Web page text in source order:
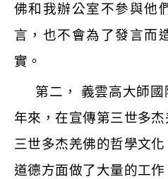
佛和我辦公室不參與他
言，也不會為了發言而
實。
第二， 義雲高大師
年來，在宣傳第三世多
三世多杰羌佛的哲學文
道德方面做了大量的工作